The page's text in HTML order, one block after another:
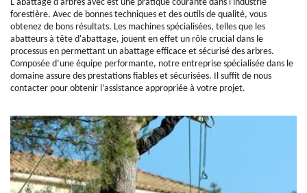
L'abattage d'arbres avec est une pratique courante dans l'industrie
forestière. Avec de bonnes techniques et des outils de qualité, vous
obtenez de bons résultats. Les machines spécialisées, telles que les
abatteurs à tête d'abattage, jouent en effet un rôle crucial dans le
processus en permettant un abattage efficace et sécurisé des arbres.
Composée d’une équipe performante, notre entreprise spécialisée dans le
domaine assure des prestations fiables et sécurisées. Il suffit de nous
contacter pour obtenir l’assistance appropriée à votre projet.